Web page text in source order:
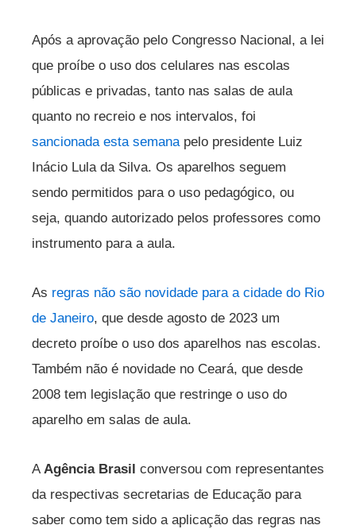
Após a aprovação pelo Congresso Nacional, a lei
que proíbe o uso dos celulares nas escolas
públicas e privadas, tanto nas salas de aula
quanto no recreio e nos intervalos, foi
sancionada esta semanapelo presidente Luiz
Inácio Lula da Silva. Os aparelhos seguem
sendo permitidos para o uso pedagógico, ou
seja, quando autorizado pelos professores como
instrumento para a aula.
As regras não são novidade para a cidade do Rio
de Janeiro, que desde agosto de 2023 um
decreto proíbe o uso dos aparelhos nas escolas.
Também não é novidade no Ceará, que desde
2008 tem legislação que restringe o uso do
aparelho em salas de aula.
A Agência Brasil conversou com representantes
da respectivas secretarias de Educação para
saber como tem sido a aplicação das regras nas